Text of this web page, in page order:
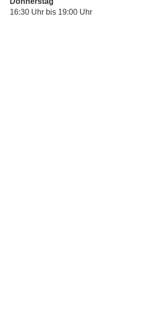
16:30 Uhr bis 19:00 Uhr